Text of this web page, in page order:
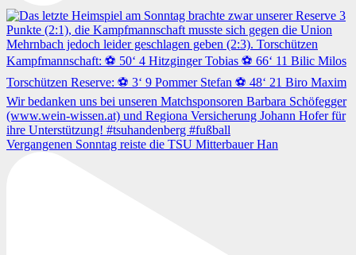
Vergangenen Sonntag reiste die TSU Mitterbauer Han